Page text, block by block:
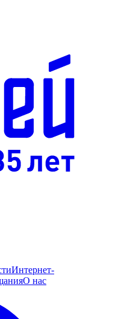
Интернет-
О нас